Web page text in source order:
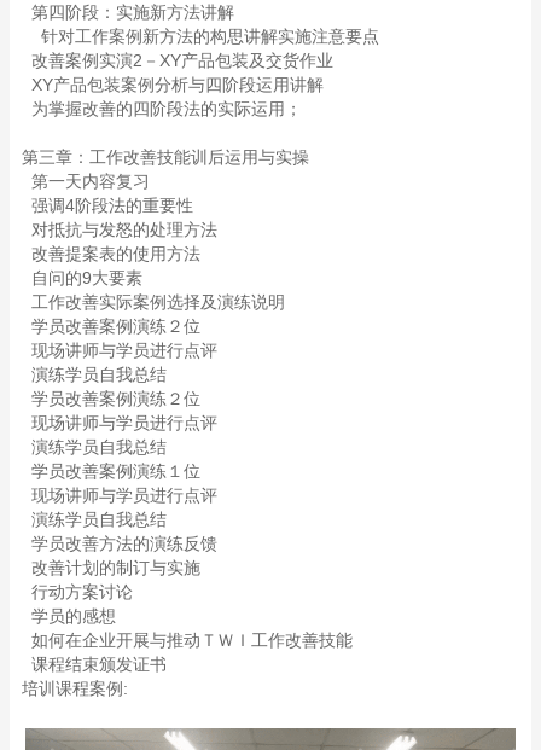
第四阶段：实施新方法讲解
针对工作案例新方法的构思讲解实施注意要点
改善案例实演2－XY产品包装及交货作业
XY产品包装案例分析与四阶段运用讲解
为掌握改善的四阶段法的实际运用；
第三章：工作改善技能训后运用与实操
第一天内容复习
强调4阶段法的重要性
对抵抗与发怒的处理方法
改善提案表的使用方法
自问的9大要素
工作改善实际案例选择及演练说明
学员改善案例演练２位
现场讲师与学员进行点评
演练学员自我总结
学员改善案例演练２位
现场讲师与学员进行点评
演练学员自我总结
学员改善案例演练１位
现场讲师与学员进行点评
演练学员自我总结
学员改善方法的演练反馈
改善计划的制订与实施
行动方案讨论
学员的感想
如何在企业开展与推动ＴＷＩ工作改善技能
课程结束颁发证书
培训课程案例: